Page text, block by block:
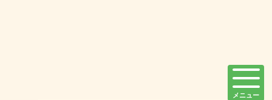
メニュー